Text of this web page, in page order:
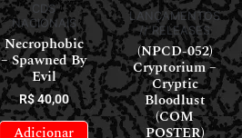
CDS
NACIONAIS
Necrophobic
– Spawned By
Evil
R$40,00
Adicionar
LANÇAMENTOS
// RELEASES
(NPCD-052)
Cryptorium –
Cryptic
Bloodlust
(COM
POSTER)